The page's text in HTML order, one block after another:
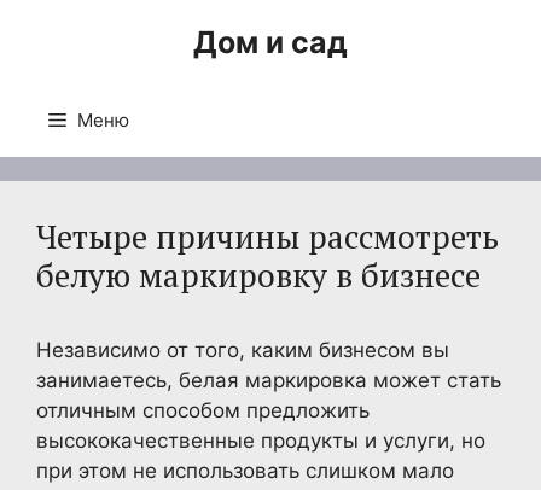
Дом и сад
Меню
Четыре причины рассмотреть
белую маркировку в бизнесе
Независимо от того, каким бизнесом вы
занимаетесь, белая маркировка может стать
отличным способом предложить
высококачественные продукты и услуги, но
при этом не использовать слишком мало